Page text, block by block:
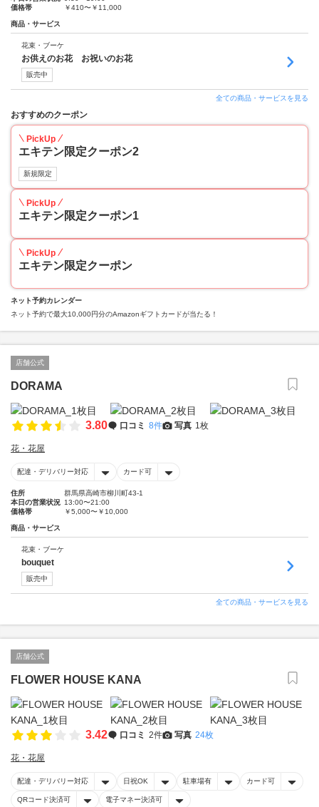
価格帯
￥410〜￥11,000
商品・サービス
花束・ブーケ
お供えのお花 お祝いのお花
販売中
全ての商品・サービスを見る
おすすめのクーポン
PickUp
エキテン限定クーポン2
新規限定
PickUp
エキテン限定クーポン1
PickUp
エキテン限定クーポン
ネット予約カレンダー
ネット予約で最大10,000円分のAmazonギフトカードが当たる！
店舗公式
DORAMA
3.80 口コミ 8件 写真 1枚
花・花屋
配達・デリバリー対応 カード可
住所
群馬県高崎市柳川町43-1
本日の営業状況 13:00〜21:00
価格帯
￥5,000〜￥10,000
商品・サービス
花束・ブーケ
bouquet
販売中
全ての商品・サービスを見る
店舗公式
FLOWER HOUSE KANA
3.42 口コミ 2件 写真 24枚
花・花屋
配達・デリバリー対応 日祝OK 駐車場有 カード可
QRコード決済可 電子マネー決済可